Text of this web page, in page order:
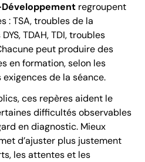
regroupent
: TSA, troubles de la
TDAH, TDI, troubles
peut produire des
en formation, selon les
de la séance.
ces repères aident le
difficultés observables
en diagnostic. Mieux
d’ajuster plus justement
les attentes et les